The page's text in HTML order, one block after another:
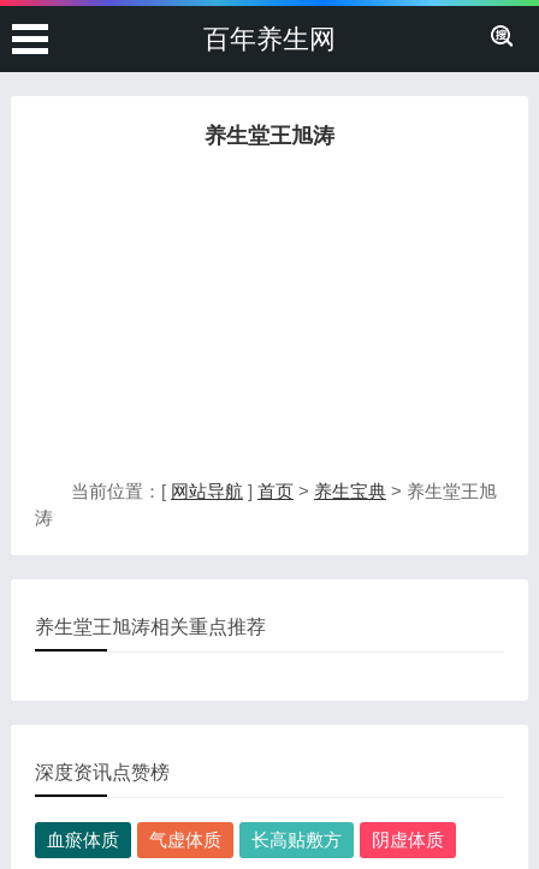
百年养生网
养生堂王旭涛
当前位置：[ 网站导航 ] 首页> 养生宝典> 养生堂王旭
涛
养生堂王旭涛相关重点推荐
深度资讯点赞榜
血瘀体质 气虚体质 长高贴敷方 阴虚体质